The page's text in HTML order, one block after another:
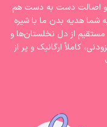
و اصالت دست به دست هم
شما هدیه بدن ما با شیره‌
از دل نخلستان‌ها و
کاملاً ارگانیک و پر از